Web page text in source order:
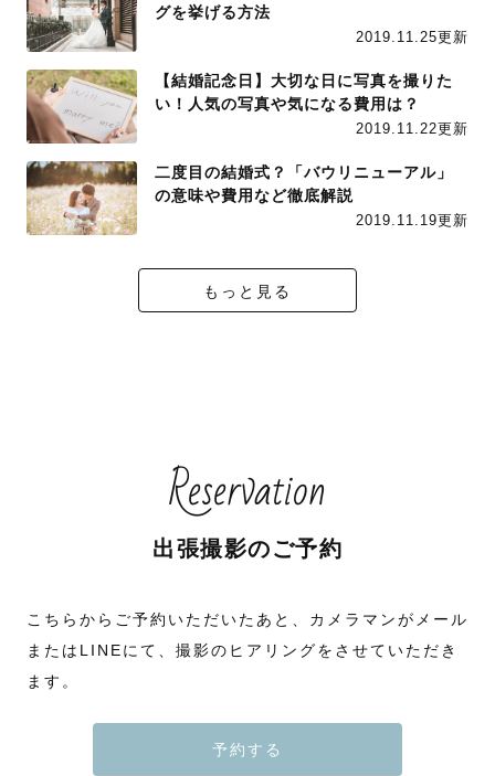
グを挙げる方法
2019.11.25更新
【結婚記念日】大切な日に写真を撮りた
い！人気の写真や気になる費用は？
2019.11.22更新
二度目の結婚式？「バウリニューアル」
の意味や費用など徹底解説
2019.11.19更新
もっと見る
Reservation
出張撮影のご予約
こちらからご予約いただいたあと、カメラマンがメール
またはLINEにて、撮影のヒアリングをさせていただき
ます。
予約する